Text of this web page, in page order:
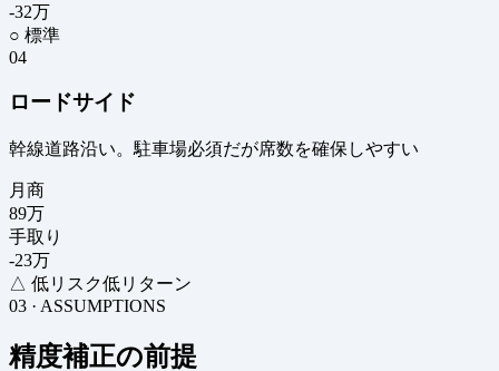
-32万
○ 標準
04
ロードサイド
幹線道路沿い。駐車場必須だが席数を確保しやすい
月商
89万
手取り
-23万
△ 低リスク低リターン
03 · ASSUMPTIONS
精度補正の前提